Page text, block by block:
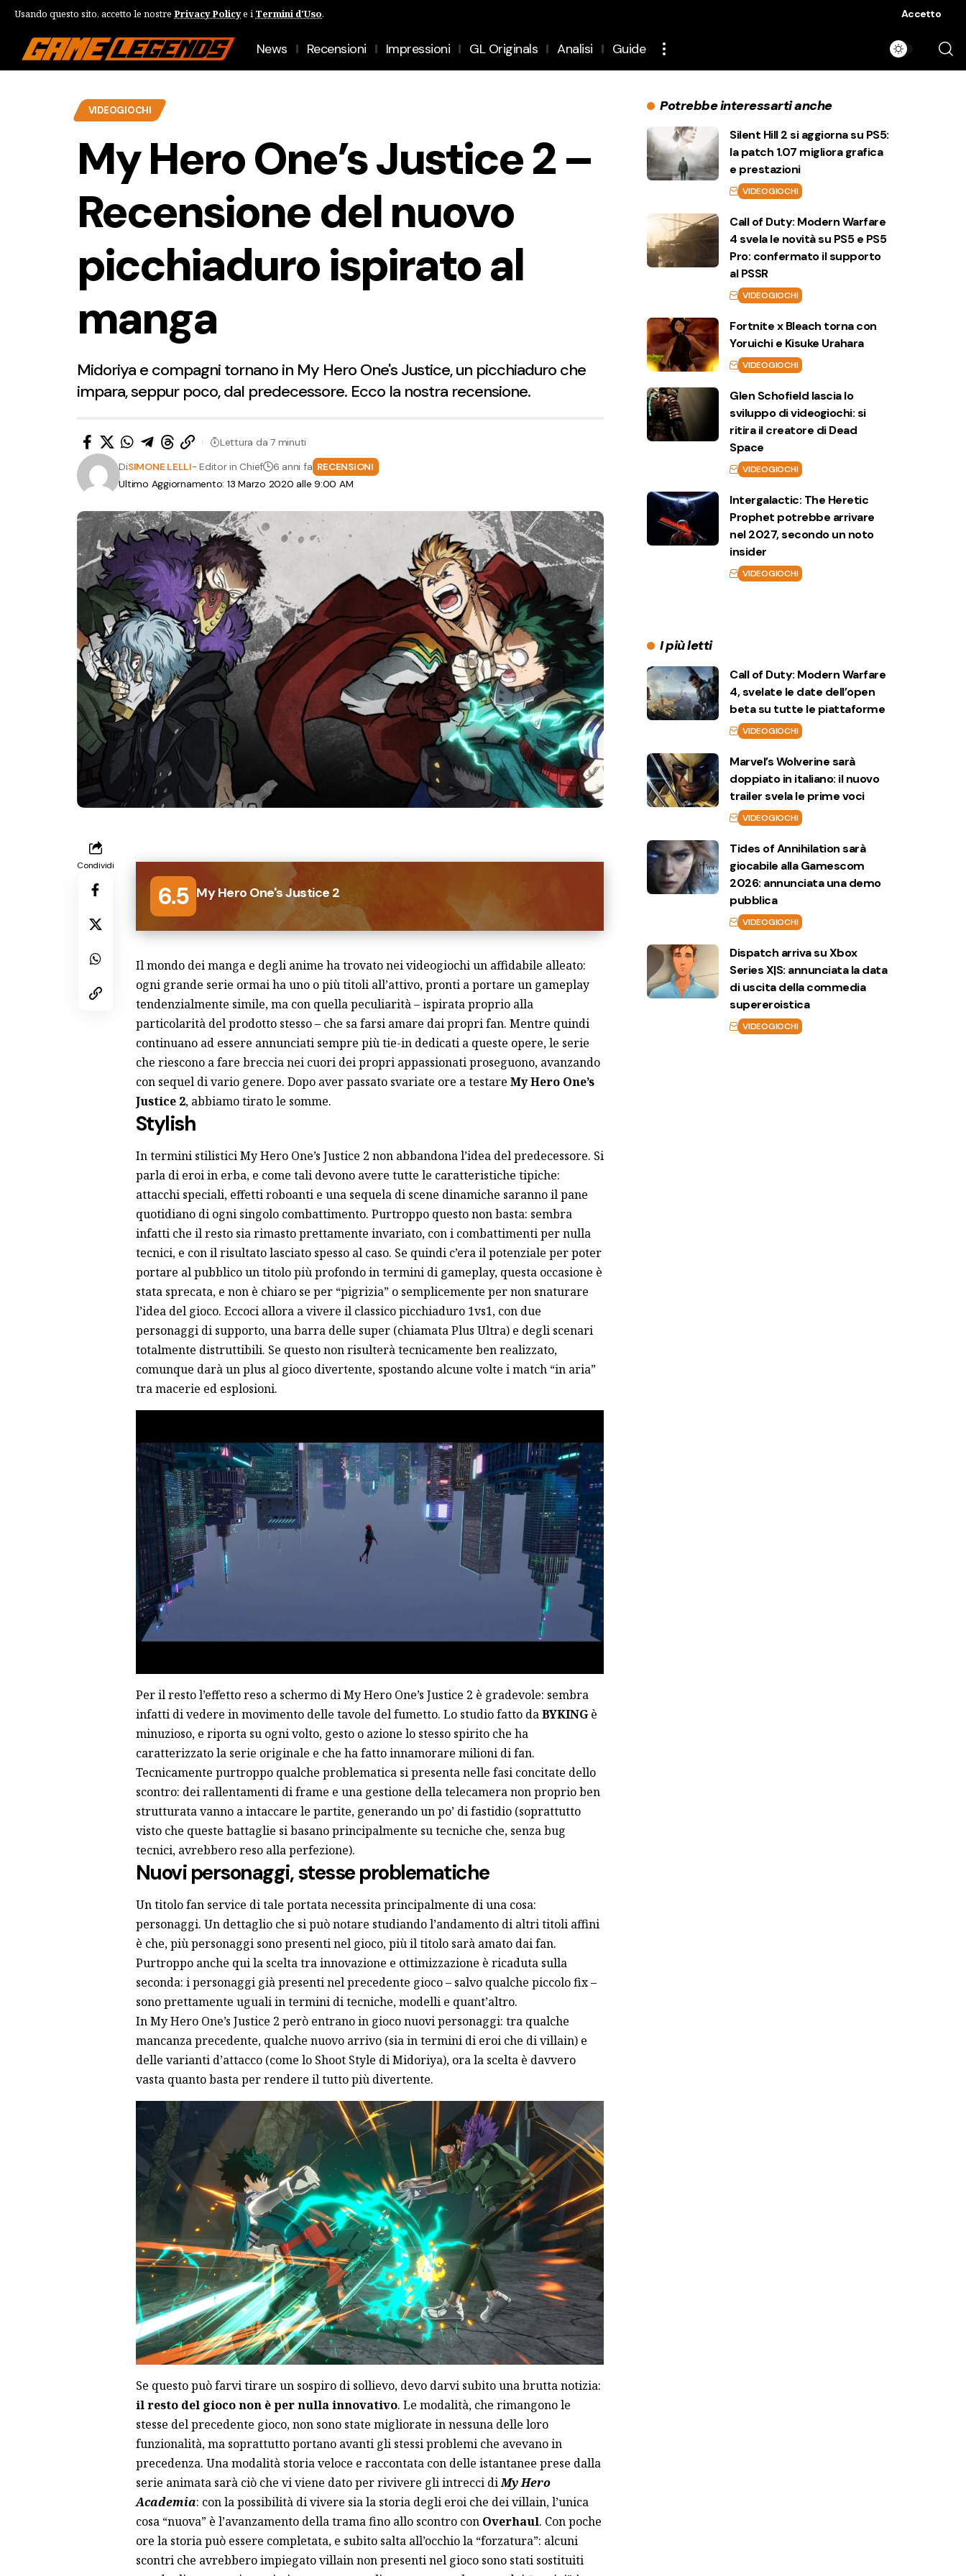
Usando questo sito, accetto le nostre Privacy Policye i Termini d'Uso. Accetto
News Recensioni Impressioni GL Originals Analisi Guide
VIDEOGIOCHI
My Hero One’s Justice 2 –
Recensione del nuovo
picchiaduro ispirato al
manga
Midoriya e compagni tornano in My Hero One's Justice, un picchiaduro che
impara, seppur poco, dal predecessore. Ecco la nostra recensione.
Ultimo Aggiornamento: 13 Marzo 2020 alle 9:00 AM
DiSIMONE LELLI- Editor in Chief 6 anni fa RECENSIONI
Lettura da 7 minuti
Condividi
6.5 My Hero One's Justice 2
Il mondo dei manga e degli anime ha trovato nei videogiochi un affidabile alleato:
ogni grande serie ormai ha uno o più titoli all’attivo, pronti a portare un gameplay
tendenzialmente simile, ma con quella peculiarità – ispirata proprio alla
particolarità del prodotto stesso – che sa farsi amare dai propri fan. Mentre quindi
continuano ad essere annunciati sempre più tie-in dedicati a queste opere, le serie
che riescono a fare breccia nei cuori dei propri appassionati proseguono, avanzando
con sequel di vario genere. Dopo aver passato svariate ore a testare My Hero One’s
Justice 2, abbiamo tirato le somme.
Stylish
In termini stilistici My Hero One’s Justice 2 non abbandona l’idea del predecessore. Si
parla di eroi in erba, e come tali devono avere tutte le caratteristiche tipiche:
attacchi speciali, effetti roboanti e una sequela di scene dinamiche saranno il pane
quotidiano di ogni singolo combattimento. Purtroppo questo non basta: sembra
infatti che il resto sia rimasto prettamente invariato, con i combattimenti per nulla
tecnici, e con il risultato lasciato spesso al caso. Se quindi c’era il potenziale per poter
portare al pubblico un titolo più profondo in termini di gameplay, questa occasione è
stata sprecata, e non è chiaro se per “pigrizia” o semplicemente per non snaturare
l’idea del gioco. Eccoci allora a vivere il classico picchiaduro 1vs1, con due
personaggi di supporto, una barra delle super (chiamata Plus Ultra) e degli scenari
totalmente distruttibili. Se questo non risulterà tecnicamente ben realizzato,
comunque darà un plus al gioco divertente, spostando alcune volte i match “in aria”
tra macerie ed esplosioni.
Per il resto l’effetto reso a schermo di My Hero One’s Justice 2 è gradevole: sembra
infatti di vedere in movimento delle tavole del fumetto. Lo studio fatto daBYKINGè
minuzioso, e riporta su ogni volto, gesto o azione lo stesso spirito che ha
caratterizzato la serie originale e che ha fatto innamorare milioni di fan.
Tecnicamente purtroppo qualche problematica si presenta nelle fasi concitate dello
scontro: dei rallentamenti di frame e una gestione della telecamera non proprio ben
strutturata vanno a intaccare le partite, generando un po’ di fastidio (soprattutto
visto che queste battaglie si basano principalmente su tecniche che, senza bug
tecnici, avrebbero reso alla perfezione).
Nuovi personaggi, stesse problematiche
Un titolo fan service di tale portata necessita principalmente di una cosa:
personaggi. Un dettaglio che si può notare studiando l’andamento di altri titoli affini
è che, più personaggi sono presenti nel gioco, più il titolo sarà amato dai fan.
Purtroppo anche qui la scelta tra innovazione e ottimizzazione è ricaduta sulla
seconda: i personaggi già presenti nel precedente gioco – salvo qualche piccolo fix –
sono prettamente uguali in termini di tecniche, modelli e quant’altro.
In My Hero One’s Justice 2 però entrano in gioco nuovi personaggi: tra qualche
mancanza precedente, qualche nuovo arrivo (sia in termini di eroi che di villain) e
delle varianti d’attacco (come lo Shoot Style di Midoriya), ora la scelta è davvero
vasta quanto basta per rendere il tutto più divertente.
Se questo può farvi tirare un sospiro di sollievo, devo darvi subito una brutta notizia:
il resto del gioco non è per nulla innovativo. Le modalità, che rimangono le
stesse del precedente gioco, non sono state migliorate in nessuna delle loro
funzionalità, ma soprattutto portano avanti gli stessi problemi che avevano in
precedenza. Una modalità storia veloce e raccontata con delle istantanee prese dalla
serie animata sarà ciò che vi viene dato per rivivere gli intrecci diMy Hero
Academia: con la possibilità di vivere sia la storia degli eroi che dei villain, l’unica
cosa “nuova” è l’avanzamento della trama fino allo scontro con Overhaul. Con poche
ore la storia può essere completata, e subito salta all’occhio la “forzatura”: alcuni
scontri che avrebbero impiegato villain non presenti nel gioco sono stati sostituiti
Potrebbe interessarti anche
Silent Hill 2 si aggiorna su PS5:
la patch 1.07 migliora grafica
e prestazioni
VIDEOGIOCHI
Call of Duty: Modern Warfare
4 svela le novità su PS5 e PS5
Pro: confermato il supporto
al PSSR
VIDEOGIOCHI
Fortnite x Bleach torna con
Yoruichi e Kisuke Urahara
VIDEOGIOCHI
Glen Schofield lascia lo
sviluppo di videogiochi: si
ritira il creatore di Dead
Space
VIDEOGIOCHI
Intergalactic: The Heretic
Prophet potrebbe arrivare
nel 2027, secondo un noto
insider
VIDEOGIOCHI
I più letti
Call of Duty: Modern Warfare
4, svelate le date dell’open
beta su tutte le piattaforme
VIDEOGIOCHI
Marvel’s Wolverine sarà
doppiato in italiano: il nuovo
trailer svela le prime voci
VIDEOGIOCHI
Tides of Annihilation sarà
giocabile alla Gamescom
2026: annunciata una demo
pubblica
VIDEOGIOCHI
Dispatch arriva su Xbox
Series X|S: annunciata la data
di uscita della commedia
supereroistica
VIDEOGIOCHI